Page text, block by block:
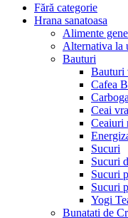
Fără categorie
Hrana sanatoasa
Alimente
Alternativa la
Bauturi
Bauturi
Cafea
Ceai
Ceaiuri
Sucuri
Sucuri
Sucuri
Sucuri
Yogi
Bunatati de